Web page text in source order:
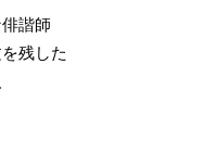
諧師
残した